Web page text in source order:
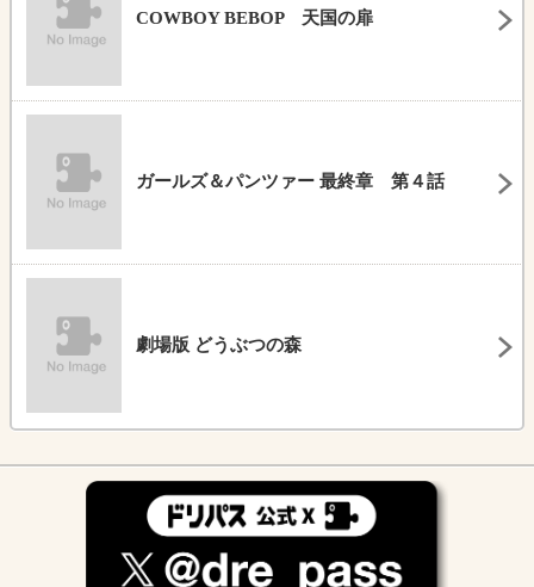
COWBOY BEBOP 天国の扉
ガールズ＆パンツァー 最終章 第４話
劇場版 どうぶつの森